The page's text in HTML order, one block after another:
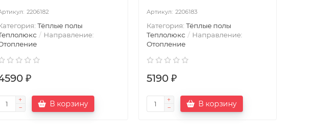
2206182
Тёплые полы
Направление:
₽
В корзину
2206183
Категория: Тёплые полы
Теплолюкс
Направление:
Отопление
5190 ₽
В корзину